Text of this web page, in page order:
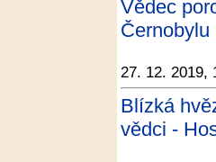
Vědec
27. 12. 2019,
Blízká
vědci -